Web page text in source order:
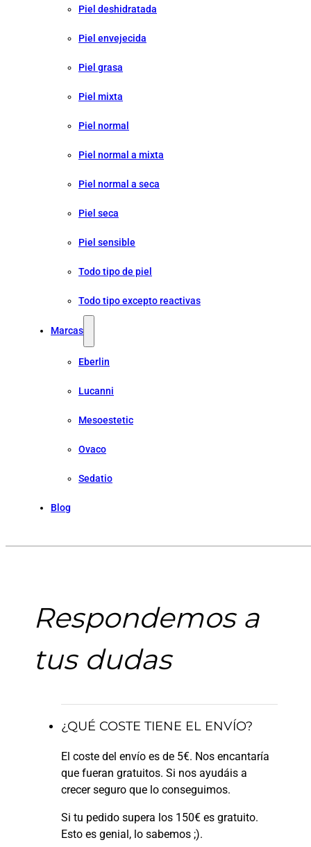
Piel deshidratada
Piel envejecida
Piel grasa
Piel mixta
Piel normal
Piel normal a mixta
Piel normal a seca
Piel seca
Piel sensible
Todo tipo de piel
Todo tipo excepto reactivas
Marcas
Eberlin
Lucanni
Mesoestetic
Ovaco
Sedatio
Blog
Respondemos a
tus dudas
¿QUÉ COSTE TIENE EL ENVÍO?
El coste del envío es de 5€. Nos encantaría
que fueran gratuitos. Si nos ayudáis a
crecer seguro que lo conseguimos.
Si tu pedido supera los 150€ es gratuito.
Esto es genial, lo sabemos ;).